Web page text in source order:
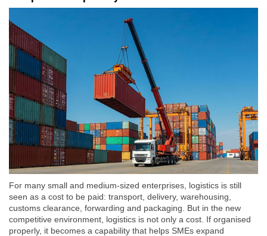
For many small and medium-sized enterprises, logistics is still
seen as a cost to be paid: transport, delivery, warehousing,
customs clearance, forwarding and packaging. But in the new
competitive environment, logistics is not only a cost. If organised
properly, it becomes a capability that helps SMEs expand